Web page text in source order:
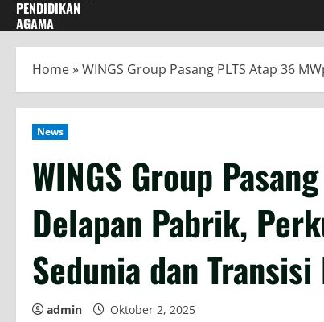
PENDIDIKAN
AGAMA
Home»WINGS Group Pasang PLTS Atap 36
News
WINGS Group
Delapan Pabrik,
Sedunia dan
admin Oktober 2, 2025